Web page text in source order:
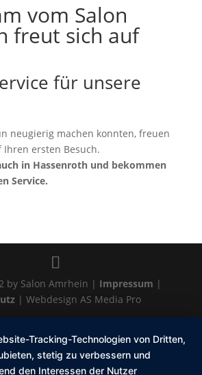
vom Salon
freut sich auf
für unsere
neugierig machen konnten, freuen
ersten Besuch.
in Hassenroth und bekommen
Service.
by Salon Amrhein | Impressum |
| Webdesign AS Media Pro
Tracking-Technologien von Dritten,
stetig zu verbessern und
den Interessen der Nutzer